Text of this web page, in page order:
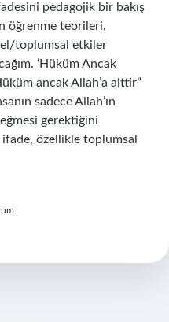
pedagojik bir bakış
öğrenme teorileri,
toplumsal etkiler
‘Hüküm Ancak
ancak Allah’a aittir”
sadece Allah’ın
gerektiğini
özellikle toplumsal